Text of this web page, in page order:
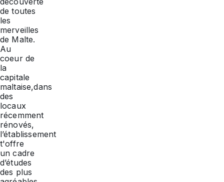
de toutes
les
merveilles
de Malte.
Au
coeur de
la
capitale
maltaise,dans
des
locaux
récemment
rénovés,
l’établissement
t'offre
un cadre
d’études
des plus